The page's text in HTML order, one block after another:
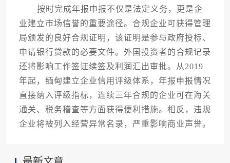
按时完成年报申报不仅是法定义务，更是企
业建立市场信誉的重要途径。合规企业可获得管理
局颁发的良好合规证明，该证明是参与政府投标、
申请银行贷款的必要文件。外国投资者的合规记录
还将影响工作签证续签及利润汇出审批。从2019
年起，缅甸建立企业信用评级体系，年报申报情况
直接纳入评级指标，连续三年合规的企业可在海关
通关、税务稽查等方面获得便利措施。相反，违规
企业将被列入经营异常名录，严重影响商业声誉。